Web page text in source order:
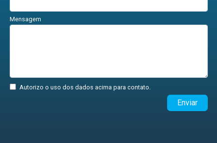
Mensagem
Autorizo o uso dos dados acima para contato.
Enviar